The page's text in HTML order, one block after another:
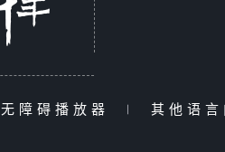
无障碍播放器 | 其他语